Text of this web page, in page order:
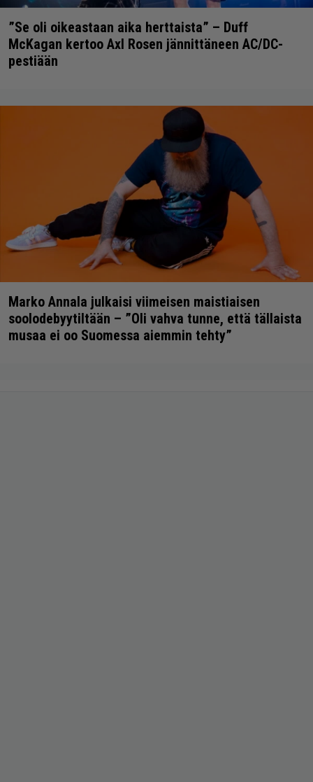
”Se oli oikeastaan aika herttaista” – Duff
McKagan kertoo Axl Rosen jännittäneen AC/DC-
pestiään
Marko Annala julkaisi viimeisen maistiaisen
soolodebyytiltään – ”Oli vahva tunne, että tällaista
musaa ei oo Suomessa aiemmin tehty”